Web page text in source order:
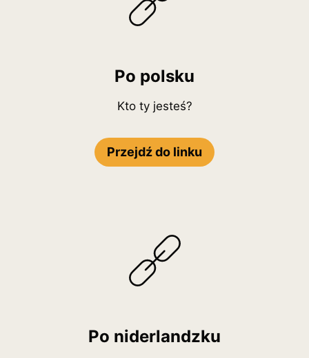
Po polsku
Kto ty jesteś?
Przejdź do linku
Po niderlandzku